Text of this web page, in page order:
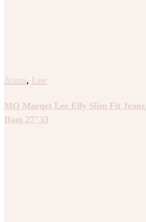
Jeans, Lee
MQ Marqet Lee Elly Slim Fit
Dam 27″33